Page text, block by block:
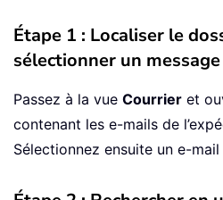
Étape 1 : Localiser le
sélectionner un message
Passez à la vue Courrier et
contenant les e-mails de
Sélectionnez ensuite un e-